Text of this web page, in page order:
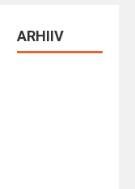
ARHIIV